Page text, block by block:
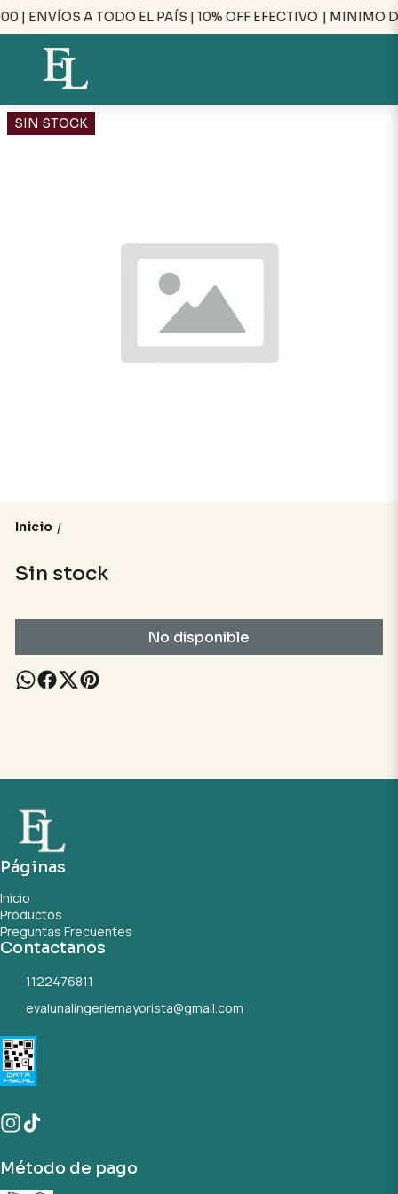
| ENVÍOS A TODO EL PAÍS | 10% OFF EFECTIVO | MINIMO
SIN STOCK
Inicio /
Sin stock
No disponible
Páginas
Inicio
Productos
Preguntas Frecuentes
Contactanos
1122476811
evalunalingeriemayorista@gmail.com
Método de pago